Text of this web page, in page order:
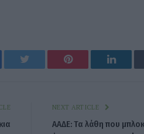
Pinterest
NEXT ARTICLE
ΑΑΔΕ: Τα λάθη που